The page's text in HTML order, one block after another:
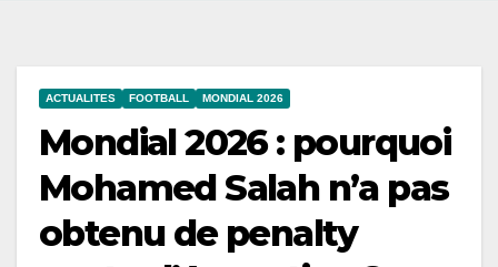
ACTUALITES FOOTBALL MONDIAL 2026
Mondial 2026 : pourquoi
Mohamed Salah n’a pas
obtenu de penalty